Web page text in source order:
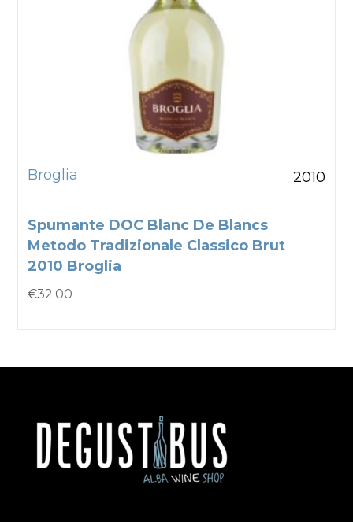
Broglia 2010
Spumante DOC Blanc De Blancs
Metodo Tradizionale Classico Brut
2010 Broglia
€32.00